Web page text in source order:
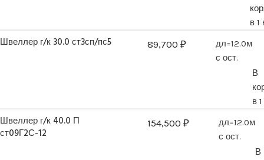
в 1
Швеллер г/к 30.0 ст3сп/пс5 89,700 ₽
дл=12.0м
с ост.
В
в
Швеллер г/к 40.0 П
ст09Г2С-12
154,500 ₽
дл=12.0м
с ост.
В